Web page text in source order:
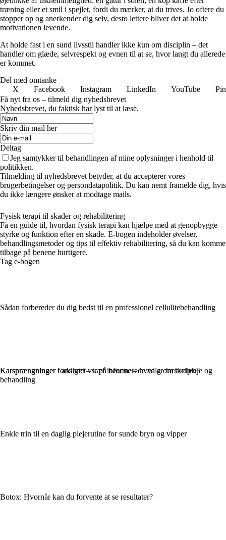
træning eller et smil i spejlet, fordi du mærker, at du trives. Jo oftere du
stopper op og anerkender dig selv, desto lettere bliver det at holde
motivationen levende.
At holde fast i en sund livsstil handler ikke kun om disciplin – det
handler om glæde, selvrespekt og evnen til at se, hvor langt du allerede
er kommet.
Del med omtanke
X
Facebook Instagram LinkedIn YouTube
Få nyt fra os – tilmeld dig nyhedsbrevet
Nyhedsbrevet, du faktisk har lyst til at læse.
Skriv din mail her
Deltag
Jeg samtykker til behandlingen af mine oplysninger i henhold til
politikken.
Tilmelding til nyhedsbrevet betyder, at du accepterer vores
brugerbetingelser og persondatapolitik. Du kan nemt framelde dig, hvis
du ikke længere ønsker at modtage mails.
Fysisk terapi til skader og rehabilitering
Få en guide til, hvordan fysisk terapi kan hjælpe med at genopbygge
styrke og funktion efter en skade. E-bogen indeholder øvelser,
behandlingsmetoder og tips til effektiv rehabilitering, så du kan komme
tilbage på benene hurtigere.
Tag e-bogen
Sådan forbereder du dig bedst til en professionel cellulitebehandling
Karsprængninger forklaret – træf informerede valg om hudpleje og
behandling
Enkle trin til en daglig plejerutine for sunde bryn og vipper
Botox: Hvornår kan du forvente at se resultater?
Karsprængninger i ansigtet vs. på benene – hvad er forskellen?